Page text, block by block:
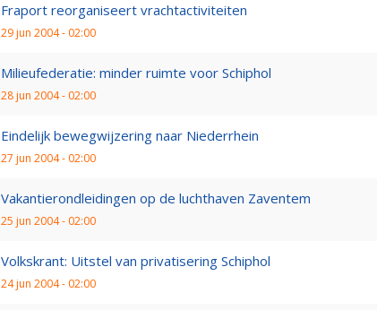
Fraport reorganiseert vrachtactiviteiten
29 jun 2004 - 02:00
Milieufederatie: minder ruimte voor Schiphol
28 jun 2004 - 02:00
Eindelijk bewegwijzering naar Niederrhein
27 jun 2004 - 02:00
Vakantierondleidingen op de luchthaven Zaventem
25 jun 2004 - 02:00
Volkskrant: Uitstel van privatisering Schiphol
24 jun 2004 - 02:00